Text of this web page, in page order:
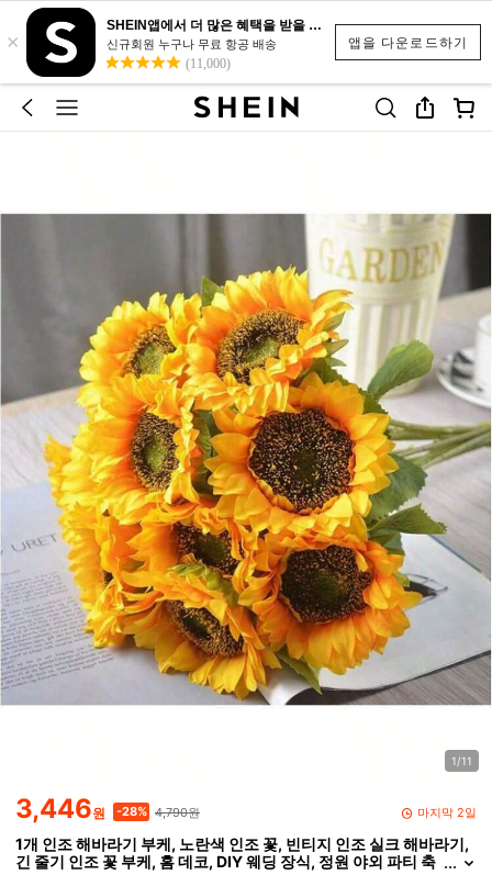
앱을 다운로드하기
×
SHEIN앱에서 더 많은 혜택을 받을 수 있어요.
신규회원 누구나 무료 항공 배송
(11,000)
1/11
3,446원 -28% 4,790원 마지막 2일
1개 인조 해바라기 부케, 노란색 인조 꽃, 빈티지 인조 실크 해바라기,
긴 줄기 인조 꽃 부케, 홈 데코, DIY 웨딩 장식, 정원 야외 파티 축